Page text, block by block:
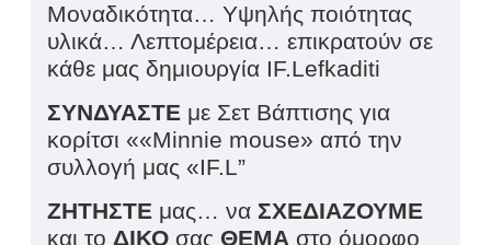
Μοναδικότητα… Υψηλής ποιότητας
υλικά… Λεπτομέρεια… επικρατούν σε
κάθε μας δημιουργία IF.Lefkaditi
ΣΥΝΔΥΑΣΤΕ με Σετ Βάπτισης για
κορίτσι ««Minnie mouse» από την
συλλογή μας «IF.L”
ΖΗΤΗΣΤΕ μας… να ΣΧΕΔΙΑΖΟΥΜΕ
και το ΔΙΚΟ σας ΘΕΜΑ στο όμορφο